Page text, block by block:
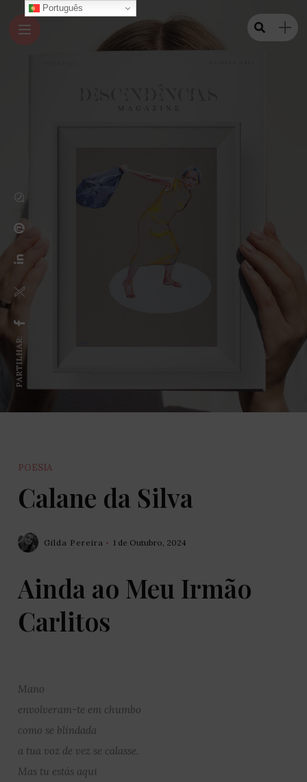
PARTILHAR:
POESIA
Calane da Silva
Gilda Pereira 1 de Outubro, 2024
Ainda ao Meu Irmão
Carlitos
Mano
envolveram-te em chumbo
como se blindada
a tua voz de vez se calasse.
Mas tu estás aqui
Português